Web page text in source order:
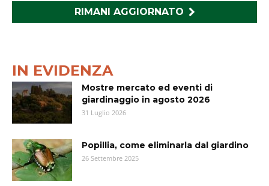
RIMANI AGGIORNATO
IN EVIDENZA
Mostre mercato ed eventi di
giardinaggio in agosto 2026
31 Luglio 2026
Popillia, come eliminarla dal giardino
26 Settembre 2025